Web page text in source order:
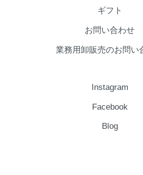
ギフト
お問い合わせ
業務用卸販売のお問い
Instagram
Facebook
Blog